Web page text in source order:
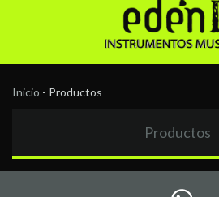
Inicio - Productos
Productos